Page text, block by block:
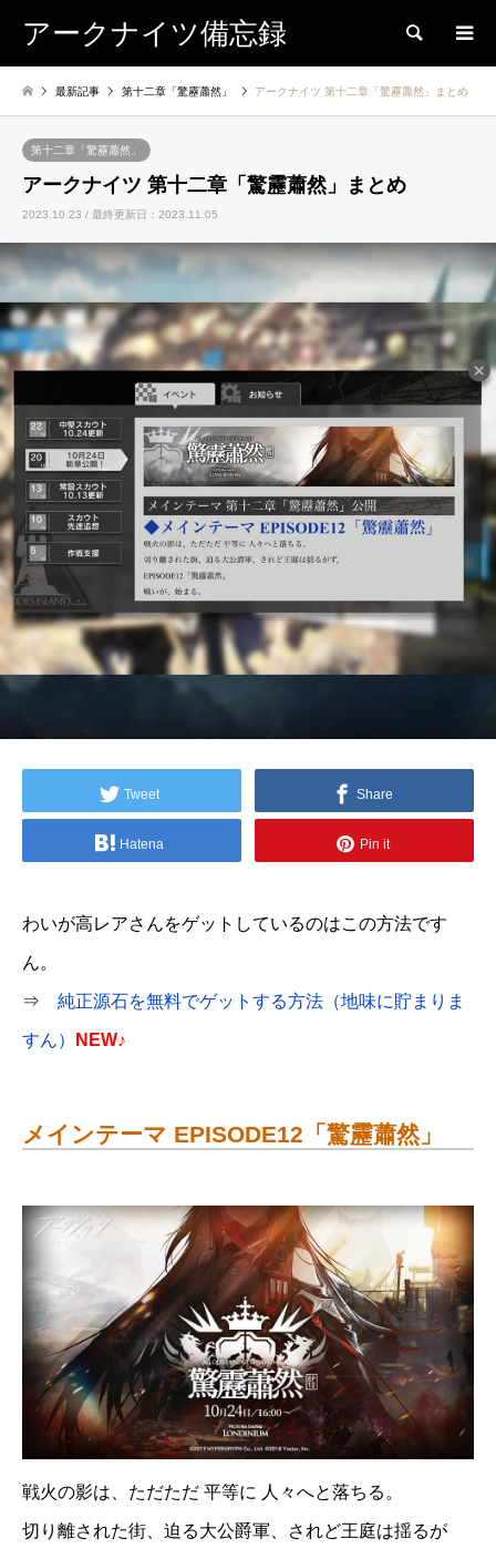
アークナイツ備忘録 検索
最新記事 第十二章「驚靂蕭然」 アークナイツ 第十二章「驚靂蕭然」まとめ
第十二章「驚靂蕭然」
アークナイツ 第十二章「驚靂蕭然」まとめ
2023.10.23 / 最終更新日：2023.11.05
Tweet Share
Hatena Pin it
わいが高レアさんをゲットしているのはこの方法です
ん。
⇒ 純正源石を無料でゲットする方法（地味に貯まりま
すん） NEW♪
メインテーマ EPISODE12「驚靂蕭然」
戦火の影は、ただただ 平等に 人々へと落ちる。
切り離された街、迫る大公爵軍、されど王庭は揺るが